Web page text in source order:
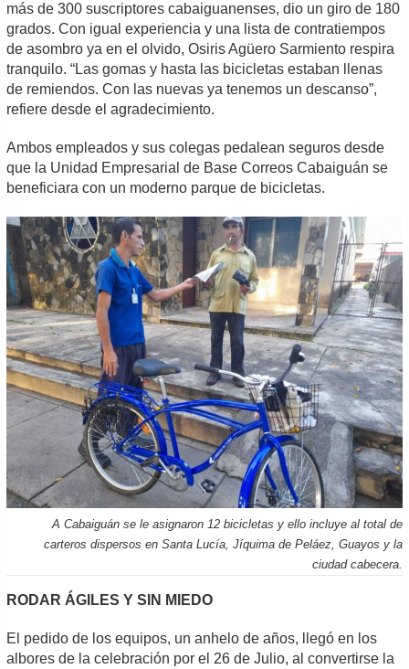
más de 300 suscriptores cabaiguanenses, dio un giro de 180
grados. Con igual experiencia y una lista de contratiempos
de asombro ya en el olvido, Osiris Agüero Sarmiento respira
tranquilo. “Las gomas y hasta las bicicletas estaban llenas
de remiendos. Con las nuevas ya tenemos un descanso”,
refiere desde el agradecimiento.
Ambos empleados y sus colegas pedalean seguros desde
que la Unidad Empresarial de Base Correos Cabaiguán se
beneficiara con un moderno parque de bicicletas.
A Cabaiguán se le asignaron 12 bicicletas y ello incluye al total de
carteros dispersos en Santa Lucía, Jíquima de Peláez, Guayos y la
ciudad cabecera.
RODAR ÁGILES Y SIN MIEDO
El pedido de los equipos, un anhelo de años, llegó en los
albores de la celebración por el 26 de Julio, al convertirse la